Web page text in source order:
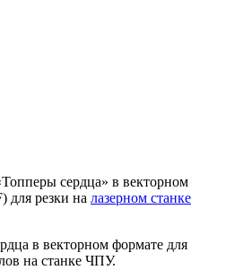
сердца» в векторном
для резки на лазерном станке
в векторном формате для
на станке ЧПУ.